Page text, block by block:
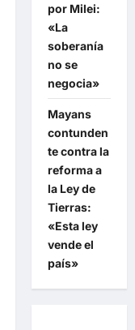
por Milei:
«La
soberanía
no se
negocia»
Mayans
contunden
te contra la
reforma a
la Ley de
Tierras:
«Esta ley
vende el
país»